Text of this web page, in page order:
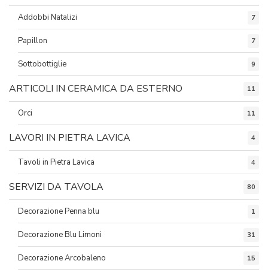
Addobbi Natalizi 7
Papillon 7
Sottobottiglie 9
ARTICOLI IN CERAMICA DA ESTERNO 11
Orci 11
LAVORI IN PIETRA LAVICA 4
Tavoli in Pietra Lavica 4
SERVIZI DA TAVOLA 80
Decorazione Penna blu 1
Decorazione Blu Limoni 31
Decorazione Arcobaleno 15